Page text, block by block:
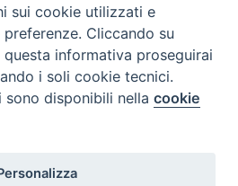
mio figlio - Locandina
sui cookie utilizzati e
Cliccando su
informativa proseguirai
i soli cookie tecnici.
sono disponibili nellacookie